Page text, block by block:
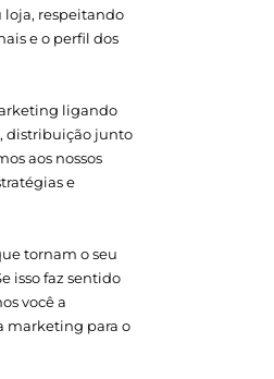
loja, respeitando
e o perfil dos
ligando
distribuição junto
aos nossos
e
tornam o seu
isso faz sentido
você a
marketing para o